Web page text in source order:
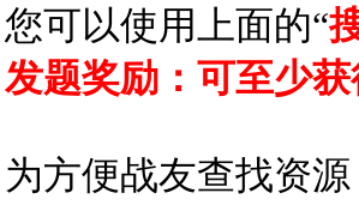
您可以使用上面的“
发题奖励：可至少
为方便战友查找资